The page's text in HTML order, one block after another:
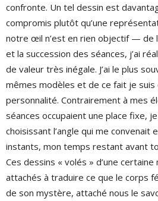
confronte. Un tel dessin est
compromis plutôt qu’une
notre œil n’est en rien objectif — de
et la succession des séances, j’ai
de valeur très inégale. J’ai le plus
mêmes modèles et de ce fait je suis
personnalité. Contrairement à mes
séances occupaient une place fixe,
choisissant l’angle qui me convenait
instants, mon temps restant avant
Ces dessins « volés » d’une
attachés à traduire ce que le corps
de son mystère, attaché nous le